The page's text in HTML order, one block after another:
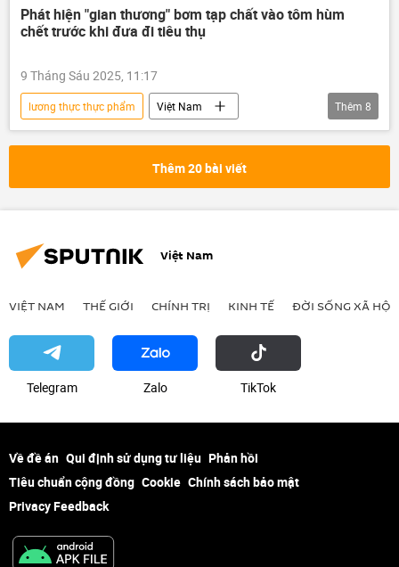
an toàn thực phẩm
thịt
ăn thịt
thịt heo
Kinh doanh
Phát hiện "gian thương" bơm tạp chất vào tôm hùm
chết trước khi đưa đi tiêu thụ
9 Tháng Sáu 2025, 11:17
lương thực thực phẩm
Việt Nam
thông tin
tôm
tôm hùm
quản lý thị trường
Quản lý Thị trường
thực phẩm
an toàn thực phẩm
Thêm 8
Thêm 20 bài viết
Việt Nam
VIỆT NAM THẾ GIỚI CHÍNH TRỊ KINH TẾ ĐỜI SỐNG XÃ HỘI
Telegram Zalo ТikТоk
Về đề án Qui định sử dụng tư liệu Phản hồi
Tiêu chuẩn cộng đồng Cookie Chính sách bảo mật
Privacy Feedback